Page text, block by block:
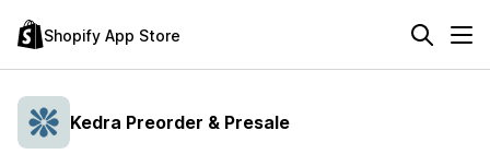
Shopify App Store
Kedra Preorder & Presale